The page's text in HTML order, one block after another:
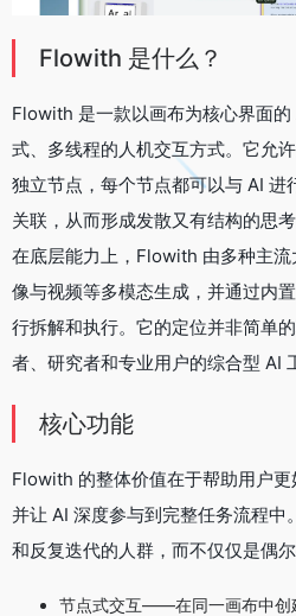
Flowith 是什么？
Flowith 是一款以画布为核心界面
式、多线程的人机交互方式。它允
独立节点，每个节点都可以与 AI 进
关联，从而形成发散又有结构的思考
在底层能力上，Flowith 由多种主
像与视频等多模态生成，并通过内
行拆解和执行。它的定位并非简单
者、研究者和专业用户的综合型 AI
核心功能
Flowith 的整体价值在于帮助用户更
并让 AI 深度参与到完整任务流程中
和反复迭代的人群，而不仅仅是偶尔
节点式交互——在同一画布中创